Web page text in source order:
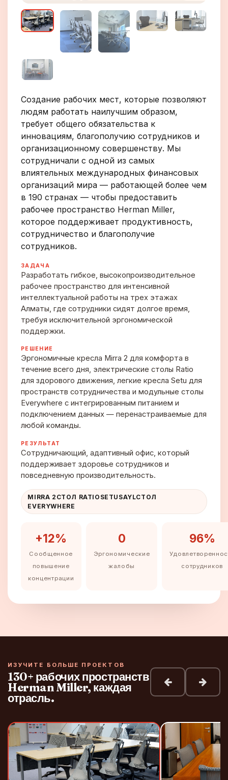
Создание рабочих мест, которые позволяют
людям работать наилучшим образом,
требует общего обязательства к
инновациям, благополучию сотрудников и
организационному совершенству. Мы
сотрудничали с одной из самых
влиятельных международных финансовых
организаций мира — работающей более чем
в 190 странах — чтобы предоставить
рабочее пространство Herman Miller,
которое поддерживает продуктивность,
сотрудничество и благополучие
сотрудников.
ЗАДАЧА
Разработать гибкое, высокопроизводительное
рабочее пространство для интенсивной
интеллектуальной работы на трех этажах
Алматы, где сотрудники сидят долгое время,
требуя исключительной эргономической
поддержки.
РЕШЕНИЕ
Эргономичные кресла Mirra 2 для комфорта в
течение всего дня, электрические столы Ratio
для здорового движения, легкие кресла Setu для
пространств сотрудничества и модульные столы
Everywhere с интегрированным питанием и
подключением данных — перенастраиваемые для
любой команды.
РЕЗУЛЬТАТ
Сотрудничающий, адаптивный офис, который
поддерживает здоровье сотрудников и
повседневную производительность.
MIRRA 2СТОЛ RATIOSETUSAYLСТОЛ
EVERYWHERE
+12%
Сообщенное
повышение
концентрации
0
Эргономические
жалобы
96%
сотрудников
ИЗУЧИТЕ БОЛЬШЕ ПРОЕКТОВ
130+ рабочих пространств
Herman Miller, каждая
отрасль.